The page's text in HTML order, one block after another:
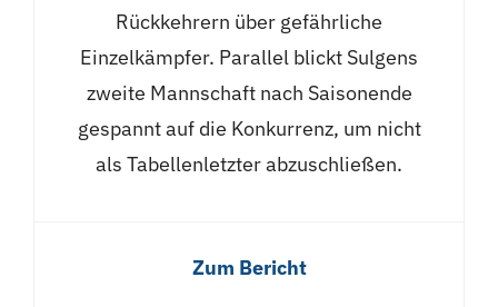
Rückkehrern über gefährliche
Einzelkämpfer. Parallel blickt Sulgens
zweite Mannschaft nach Saisonende
gespannt auf die Konkurrenz, um nicht
als Tabellenletzter abzuschließen.
Zum Bericht